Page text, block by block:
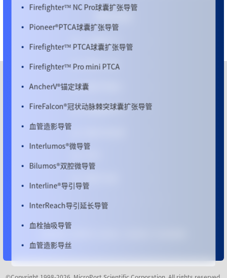
Firefighter™ NC Pro球囊扩张导管
Pioneer®PTCA球囊扩张导管
Firefighter™ PTCA球囊扩张导管
Firefighter™ Pro mini PTCA
AncherV®锚定球囊
FireFalcon®冠状动脉棘突球囊扩张导管
血管造影导管
Interlumos®微导管
Bilumos®双腔微导管
Interline®导引导管
InterReach导引延长导管
血栓抽吸导管
血管造影导丝
微创®心通
微创
微创脑科学™